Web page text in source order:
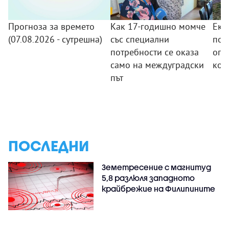
Прогноза за времето
(07.08.2026 - сутрешна)
Как 17-годишно момче
със специални
потребности се оказа
само на междуградски
път
ПОСЛЕДНИ
Земетресение с магнитуд
5,8 разлюля западното
крайбрежие на Филипините